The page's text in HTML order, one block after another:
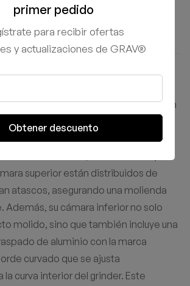
Información adicional
es la combinación perfecta de
en un diseño compacto. Con
este grinder de aluminio CNC es
ideal para llevarlo a cualquier lugar.
en la eficiencia, sus 15 dientes y los
superior están distribuidos de
atascos, asegurando una molienda
Además, su cámara inferior no solo
molido, sino que también incluye una
de aluminio con la marca
curvado que se ajusta
curva interior del grinder. Este
primer pedido
para recibir ofertas
y actualizaciones de GRAV®
Obtener descuento